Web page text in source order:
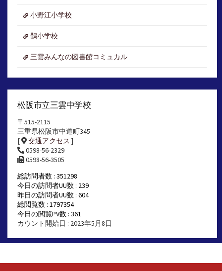
小野江小学校
鵲小学校
三雲みんなの図書館コミュカル
松阪市立三雲中学校
〒515-2115
三重県松阪市中道町345
[
交通アクセス ]
0598-56-2329
0598-56-3505
総訪問者数 : 351298
今日の訪問者UU数 : 239
昨日の訪問者UU数 : 604
総閲覧数 : 1797354
今日の閲覧PV数 : 361
カウント開始日 : 2023年5月8日